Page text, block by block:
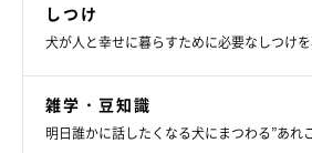
いぬのきもち投稿写真ギャラリー
自分でおならをした愛犬が、「誰がした
情を見せていたことはないでしょうか。
くの？」と感じますが、犬は基本的に“透
しつけ
犬が人と幸せに暮らすために必要なしつけ
雑学・豆知識
明日誰かに話したくなる犬にまつわる”あれ